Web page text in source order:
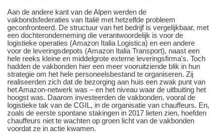
Aan de andere kant van de Alpen werden de
vakbondsfederaties van Italië met hetzelfde probleem
geconfronteerd. De structuur van het bedrijf is vergelijkbaar, met
een dochteronderneming die verantwoordelijk is voor de
logistieke operaties (Amazon Italia Logistica) en een andere
voor de leveringsdepots (Amazon Italia Transport), naast een
hele reeks kleine en middelgrote externe leveringsfirma's. Toch
hadden de vakbonden hier een meer vooruitziende blik in hun
strategie om het hele personeelsbestand te organiseren. Zij
realiseerden zich dat de bezorging aan huis een zwak punt van
het Amazon-netwerk was – en het niveau waar de uitbuiting het
hoogst was. Daarom investeerden de vakbonden, vooral de
logistieke tak van de CGIL, in de organisatie van chauffeurs. En,
zoals de eerste spontane stakingen in 2017 lieten zien, hoefden
chauffeurs niet te wachten op groen licht van de vakbonden
voordat ze in actie kwamen.